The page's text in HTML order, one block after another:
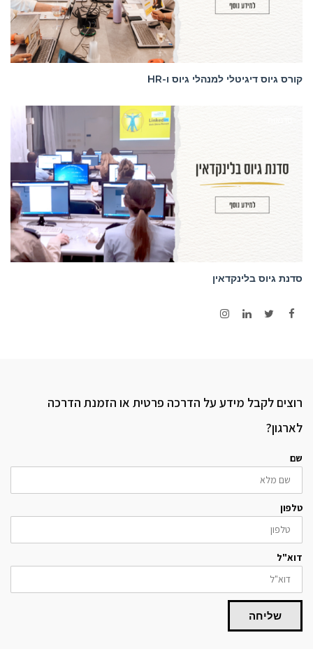
קורס גיוס דיגיטלי למנהלי גיוס ו-HR
סדנת גיוס בלינקדאין
רוצים לקבל מידע על הדרכה פרטית או הזמנת הדרכה
לארגון?
שם
טלפון
דוא"ל
שליחה